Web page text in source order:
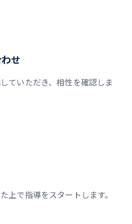
せ
ていただき、相性を確認しま
上で指導をスタートします。